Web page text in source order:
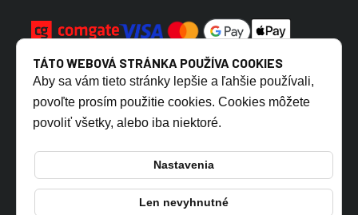
CZ SK
TÁTO WEBOVÁ STRÁNKA POUŽÍVA COOKIES
Aby sa vám tieto stránky lepšie a ľahšie používali,
povoľte prosím použitie cookies. Cookies môžete
povoliť všetky, alebo iba niektoré.
Nastavenia
Len nevyhnutné